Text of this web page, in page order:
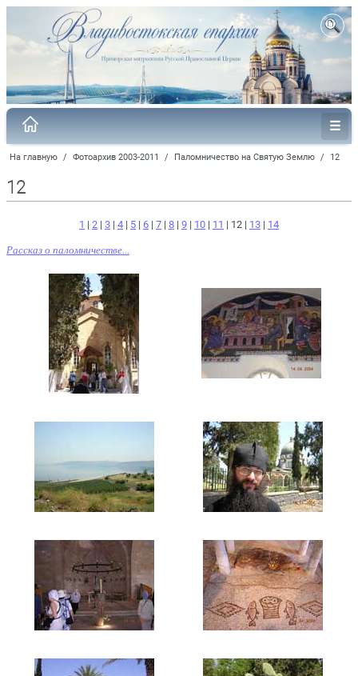
На главную / Фотоархив 2003-2011 / Паломничество на Святую Землю / 12
12
1 | 2 | 3 | 4 | 5 | 6 | 7 | 8 | 9 | 10 | 11 | 12 | 13 | 14
Рассказ о паломничестве...